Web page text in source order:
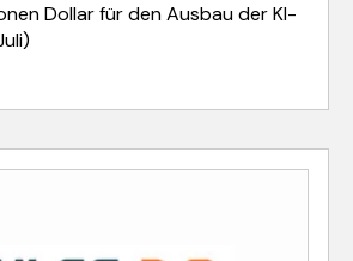
Dollar für den Ausbau der KI-